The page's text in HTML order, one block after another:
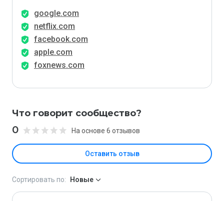
google.com
netflix.com
facebook.com
apple.com
foxnews.com
Что говорит сообщество?
0 На основе 6 отзывов
Оставить отзыв
Сортировать по: Новые